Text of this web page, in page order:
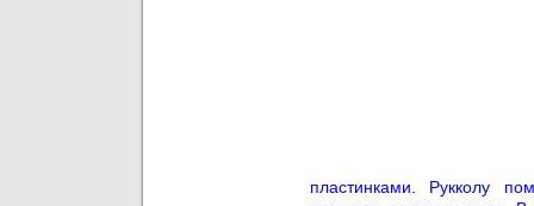
пластинками. Рукколу